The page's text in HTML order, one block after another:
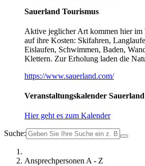
Sauerland Tourismus
Aktive jeglicher Art kommen hier im
auf ihre Kosten: Skifahren,
Eislaufen, Schwimmen, Baden,
Klettern. Zur Erholung laden die
https://www.sauerland.com/
Veranstaltungskalender
Hier geht es zum Kalender
Suche:
Ansprechpersonen A - Z